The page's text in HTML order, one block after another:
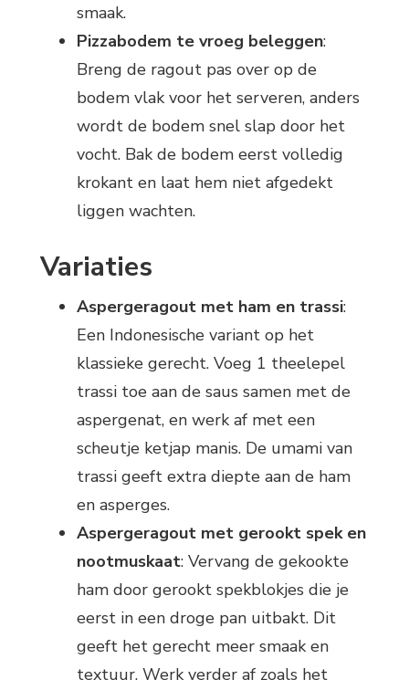
smaak.
Pizzabodem te vroeg beleggen:
Breng de ragout pas over op de
bodem vlak voor het serveren, anders
wordt de bodem snel slap door het
vocht. Bak de bodem eerst volledig
krokant en laat hem niet afgedekt
liggen wachten.
Variaties
Aspergeragout met ham en trassi:
Een Indonesische variant op het
klassieke gerecht. Voeg 1 theelepel
trassi toe aan de saus samen met de
aspergenat, en werk af met een
scheutje ketjap manis. De umami van
trassi geeft extra diepte aan de ham
en asperges.
Aspergeragout met gerookt spek en
nootmuskaat: Vervang de gekookte
ham door gerookt spekblokjes die je
eerst in een droge pan uitbakt. Dit
geeft het gerecht meer smaak en
textuur. Werk verder af zoals het